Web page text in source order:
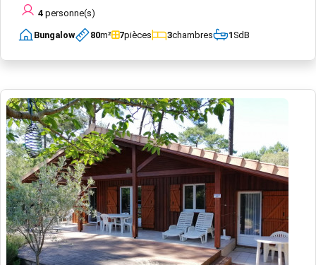
4 personne(s)
Bungalow 80m² 7pièces 3chambres 1SdB